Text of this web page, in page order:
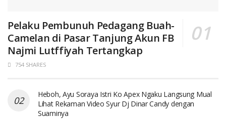
Pelaku Pembunuh Pedagang Buah-
Camelan di Pasar Tanjung Akun FB
Najmi Lutffiyah Tertangkap
754 SHARES
Heboh, Ayu Soraya Istri Ko Apex Ngaku Langsung Mual
Lihat Rekaman Video Syur Dj Dinar Candy dengan
Suaminya